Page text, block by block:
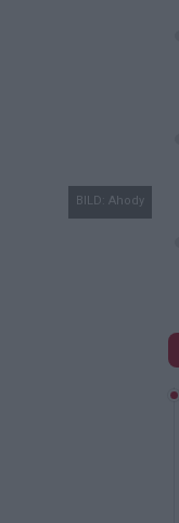
BILD: Ahody